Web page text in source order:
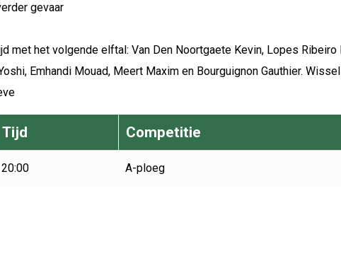
gevaar
met het volgende elftal: Van Den Noortgaete Kevin, Lopes
Emhandi Mouad, Meert Maxim en Bourguignon Gauthier.
Tijd Competitie
20:00 A-ploeg